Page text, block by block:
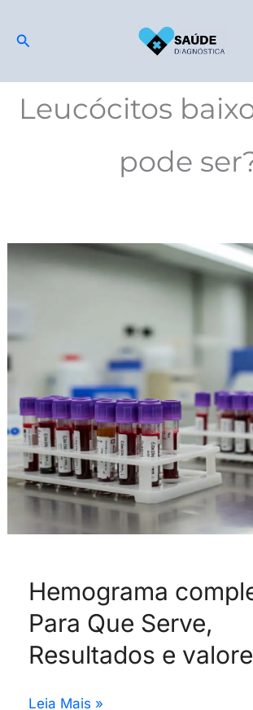
para
conteúdo
Pesquisar
Leucócitos
pode
Hemograma
Para Que Serve,
Resultados e
Hemograma
completo:
Serve,
Resultados
e
valores.
Leia Mais »